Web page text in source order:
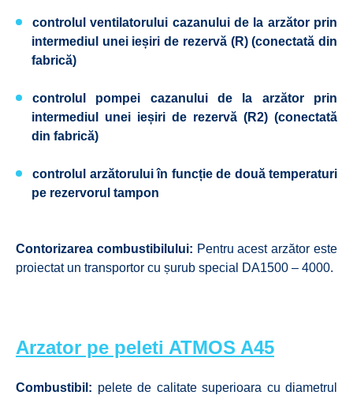
controlul ventilatorului cazanului de la arzător prin
intermediul unei ieșiri de rezervă (R) (conectată din
fabrică)
controlul pompei cazanului de la arzător prin
intermediul unei ieșiri de rezervă (R2) (conectată
din fabrică)
controlul arzătorului în funcție de două temperaturi
pe rezervorul tampon
Contorizarea combustibilului: Pentru acest arzător este
proiectat un transportor cu șurub special DA1500 – 4000.
Arzator pe peleti ATMOS A45
Combustibil: pelete de calitate superioara cu diametrul